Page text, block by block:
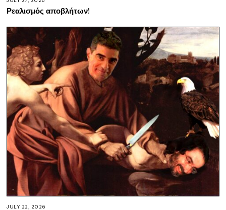
Ρεαλισμός αποβλήτων!
JULY 22, 2026